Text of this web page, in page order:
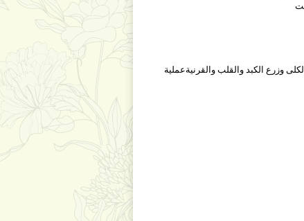
وزرع الكبد والقلب والقرنيةعملية